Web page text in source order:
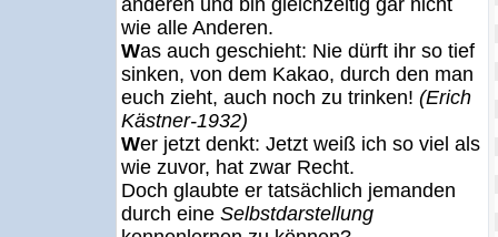
anderen und bin gleichzeitig gar nicht
wie alle Anderen.
Was auch geschieht: Nie dürft ihr so tief
sinken, von dem Kakao, durch den man
euch zieht, auch noch zu trinken! (Erich
Kästner-1932)
Wer jetzt denkt: Jetzt weiß ich so viel als
wie zuvor, hat zwar Recht.
Doch glaubte er tatsächlich jemanden
durch eine Selbstdarstellung